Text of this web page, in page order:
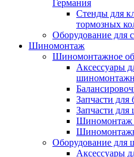
Германия
Стенды для
тормозных
Оборудование для
Шиномонтаж
Шиномонтажное
Аксессуары
Запчасти для
Запчасти
Шиномонтаж
Оборудование
Аксессуары